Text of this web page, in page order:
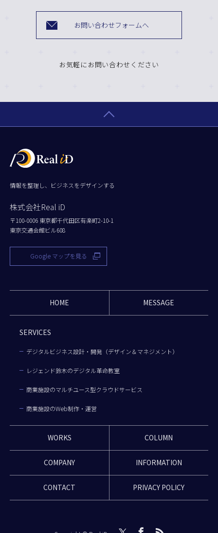
お問い合わせフォームへ
お気軽にお問い合わせください
情報を整理し、ビジネスをデザインする
株式会社Real iD
〒100-0006 東京都千代田区有楽町2-10-1
東京交通会館ビル608
Google マップを見る
HOME MESSAGE
SERVICES
デジタルビジネス設計・開発（デザイン＆マネジメント）
レジェンド鈴木のデジタル革命教室
商業施設のマルチユース型クラウドサービス
商業施設のWeb制作・運営
WORKS COLUMN
COMPANY INFORMATION
CONTACT PRIVACY POLICY